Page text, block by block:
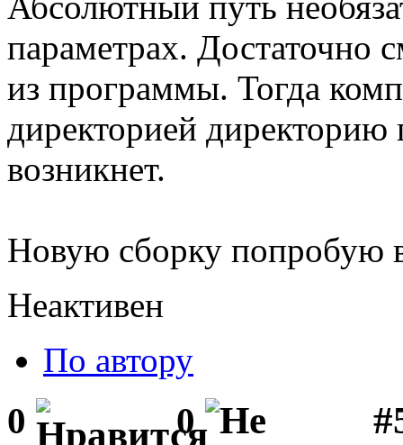
параметрах. Достаточно
из программы. Тогда
директорией директорию
возникнет.
Новую сборку попробую
Неактивен
По автору
0 0